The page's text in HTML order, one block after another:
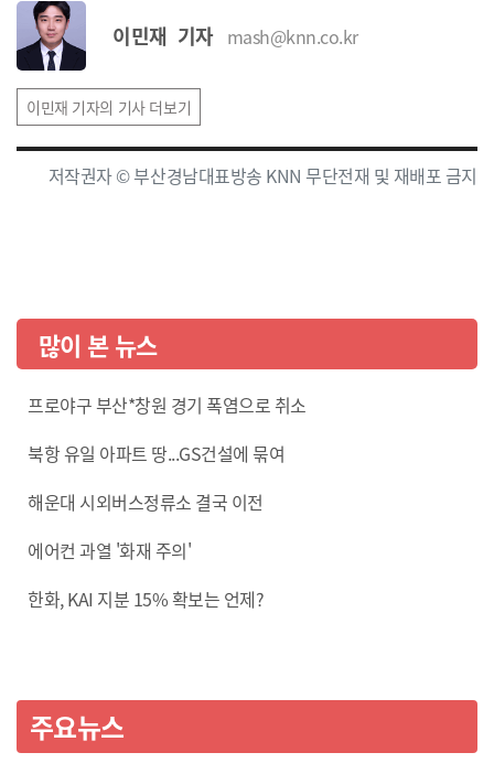
이민재 기자 mash@knn.co.kr
이민재 기자의 기사 더보기
저작권자 © 부산경남대표방송 KNN 무단전재 및 재배포 금지
많이 본 뉴스
프로야구 부산*창원 경기 폭염으로 취소
북항 유일 아파트 땅...GS건설에 묶여
해운대 시외버스정류소 결국 이전
에어컨 과열 '화재 주의'
한화, KAI 지분 15% 확보는 언제?
주요뉴스